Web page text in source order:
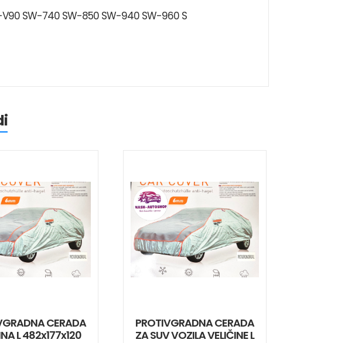
V90 SW-740 SW-850 SW-940 SW-960 S
CERADA
L 482x177x120
PROTIVGRADNA CERADA
ZA SUV VOZILA VELIČINE L